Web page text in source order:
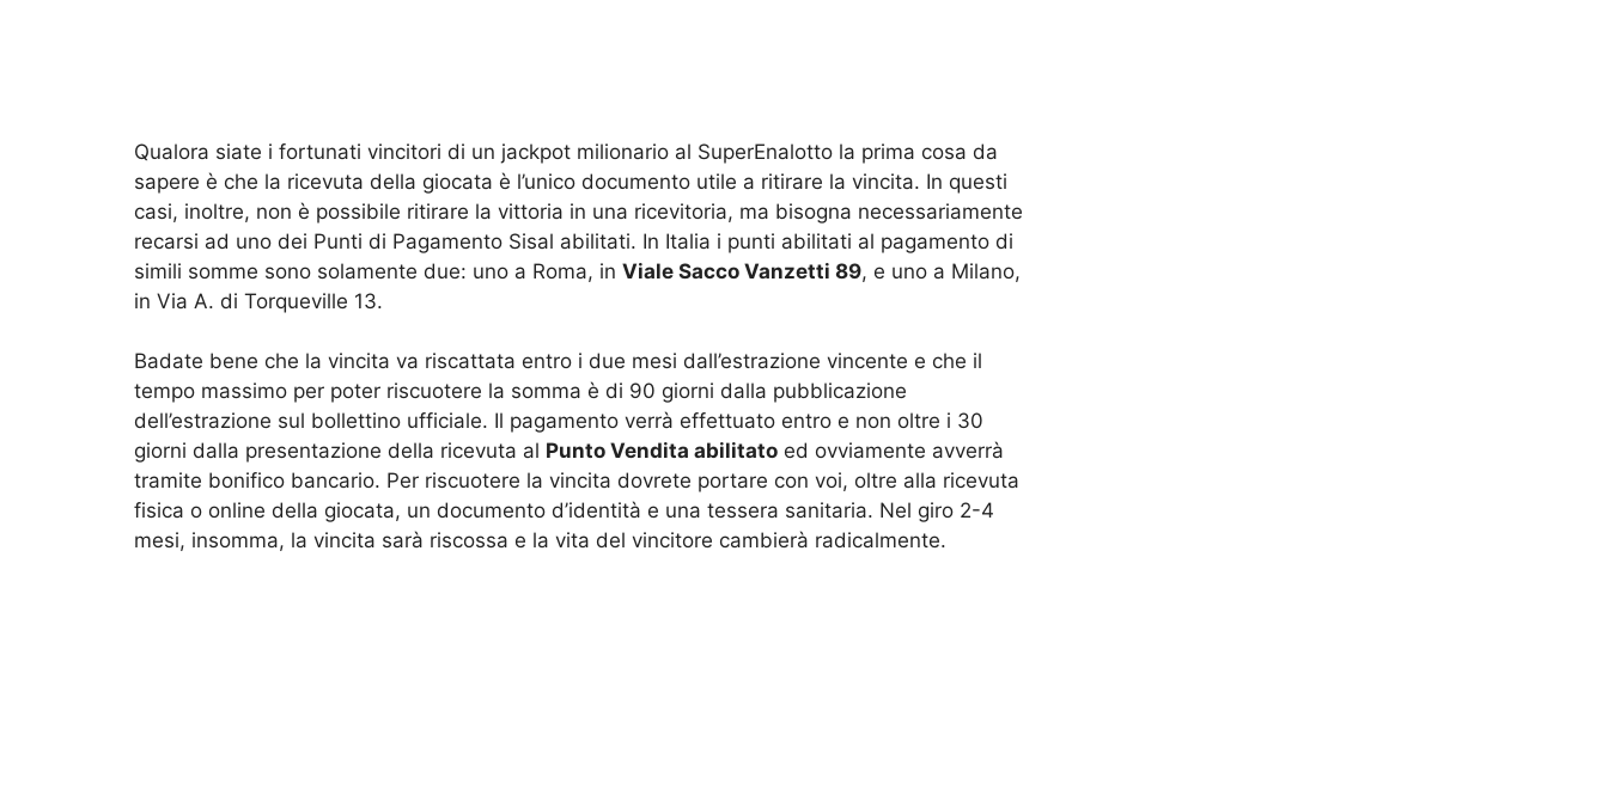
Qualora siate i fortunati vincitori di un jackpot milionario al SuperEnalotto la prima cosa da
sapere è che la ricevuta della giocata è l’unico documento utile a ritirare la vincita. In questi
casi, inoltre, non è possibile ritirare la vittoria in una ricevitoria, ma bisogna necessariamente
recarsi ad uno dei Punti di Pagamento Sisal abilitati. In Italia i punti abilitati al pagamento di
simili somme sono solamente due: uno a Roma, in Viale Sacco Vanzetti 89, e uno a Milano,
in Via A. di Torqueville 13.
Badate bene che la vincita va riscattata entro i due mesi dall’estrazione vincente e che il
tempo massimo per poter riscuotere la somma è di 90 giorni dalla pubblicazione
dell’estrazione sul bollettino ufficiale. Il pagamento verrà effettuato entro e non oltre i 30
giorni dalla presentazione della ricevuta al Punto Vendita abilitato ed ovviamente avverrà
tramite bonifico bancario. Per riscuotere la vincita dovrete portare con voi, oltre alla ricevuta
fisica o online della giocata, un documento d’identità e una tessera sanitaria. Nel giro 2-4
mesi, insomma, la vincita sarà riscossa e la vita del vincitore cambierà radicalmente.